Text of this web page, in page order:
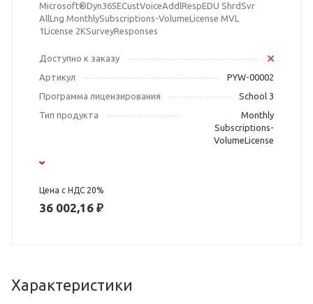
Microsoft®Dyn365ECustVoiceAddlRespEDU ShrdSvr
AllLng MonthlySubscriptions-VolumeLicense MVL
1License 2KSurveyResponses
Доступно к заказу
Артикул
PYW-00002
Программа лицензирования
School 3
Тип продукта
Monthly
Subscriptions-
VolumeLicense
Цена с НДС 20%
36 002,16 ₽
Характеристики